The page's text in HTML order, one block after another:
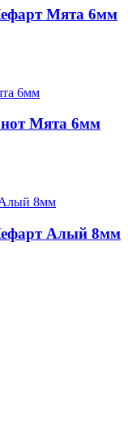
Мята 6мм
Мята 6мм
Алый 8мм